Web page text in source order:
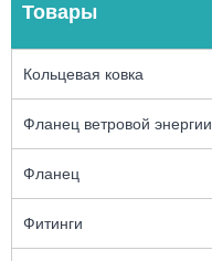
Товары
Кольцевая ковка
Фланец ветровой энергии
Фланец
Фитинги